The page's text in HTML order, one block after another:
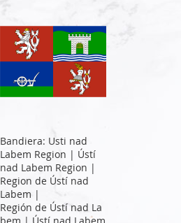
Bandiera: Usti nad
Labem Region | Ústí
nad Labem Region |
Region de Ústí nad
Labem |
Región de Ústí nad La